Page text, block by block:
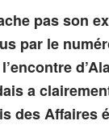
pas son
par le
a
des Affaires